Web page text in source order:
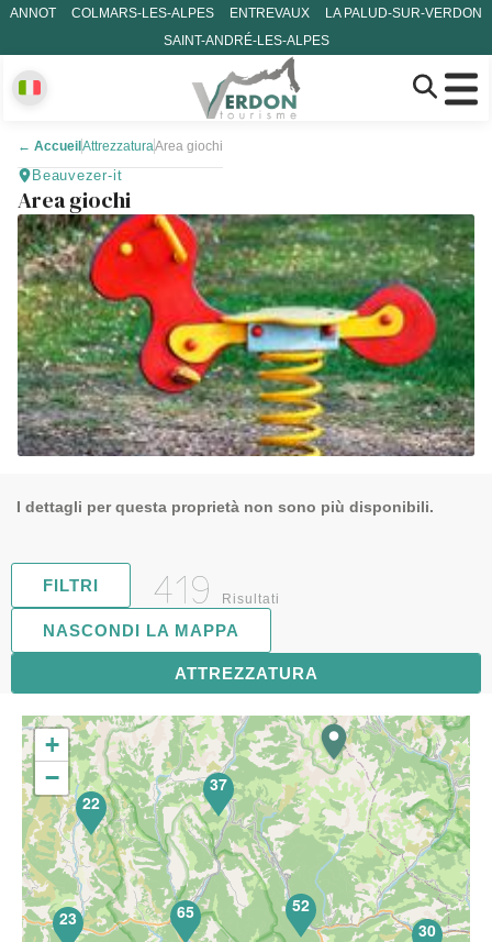
ANNOT COLMARS-LES-ALPES ENTREVAUX
LA PALUD-SUR-VERDON
SAINT-ANDRÉ-LES-ALPES
← Accueil AttrezzaturaArea giochi
Beauvezer-it
Area giochi
I dettagli per questa proprietà non sono più disponibili.
FILTRI 419 Risultati
ATTREZZATURA
NASCONDI LA MAPPA
23
22
65
52
30
37
81
+
−